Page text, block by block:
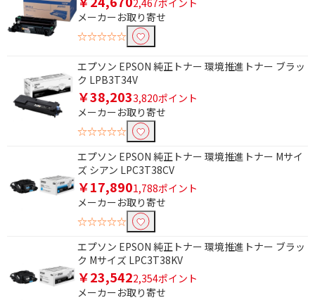
2,467ポイント
メーカーお取り寄せ
☆☆☆☆☆
エプソン EPSON 純正トナー 環境推進トナー ブラッ
ク LPB3T34V
￥38,2033,820ポイント
メーカーお取り寄せ
☆☆☆☆☆
エプソン EPSON 純正トナー 環境推進トナー Mサイ
ズ シアン LPC3T38CV
￥17,8901,788ポイント
メーカーお取り寄せ
☆☆☆☆☆
エプソン EPSON 純正トナー 環境推進トナー ブラッ
ク Mサイズ LPC3T38KV
￥23,5422,354ポイント
メーカーお取り寄せ